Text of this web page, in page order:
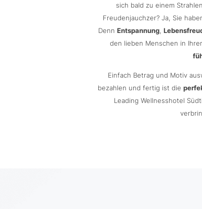
sich bald zu einem
Freudenjauchzer? Ja, Sie
Denn Entspannung,
den lieben Menschen in
Einfach Betrag und Motiv
bezahlen und fertig ist die
Leading Wellnesshotel